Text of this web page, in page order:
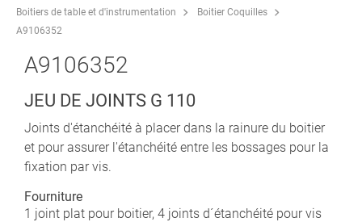
Boitiers de table et d'instrumentation
Boitier Coquilles
A9106352
A9106352
JEU DE JOINTS G 110
Joints d'étanchéité à placer dans la rainure du boitier
et pour assurer l'étanchéité entre les bossages pour la
fixation par vis.
Fourniture
1 joint plat pour boitier, 4 joints d´étanchéité pour vis